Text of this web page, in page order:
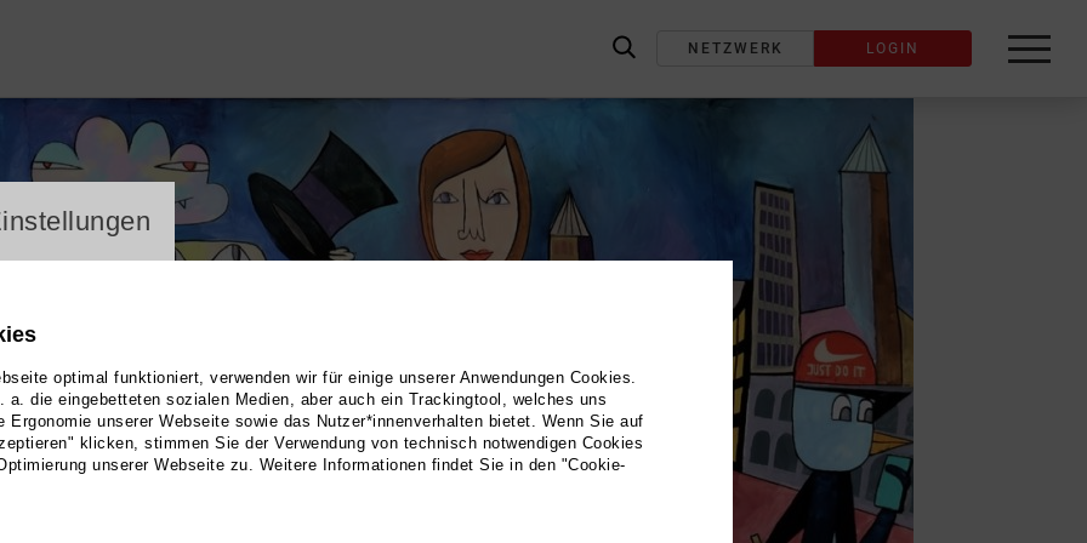
NETZWERK LOGIN
optimal funktioniert, verwenden wir für einige unserer Anwendungen Cookies.
a. die eingebetteten sozialen Medien, aber auch ein Trackingtool, welches uns
Ergonomie unserer Webseite sowie das Nutzer*innenverhalten bietet. Wenn Sie auf
klicken, stimmen Sie der Verwendung von technisch notwendigen Cookies
unserer Webseite zu. Weitere Informationen findet Sie in den "Cookie-